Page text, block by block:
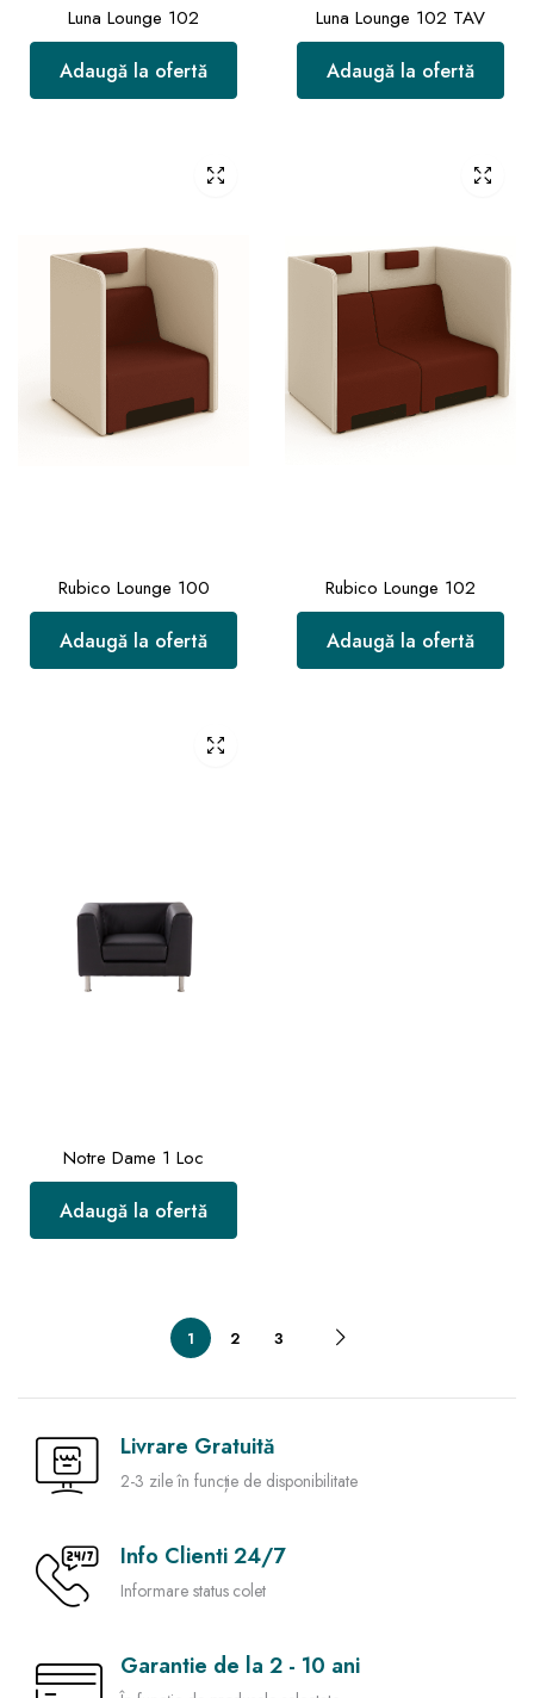
Luna Lounge 102
Adaugă la ofertă
Luna Lounge 102 TAV
Adaugă la ofertă
Rubico Lounge 100
Adaugă la ofertă
Rubico Lounge 102
Adaugă la ofertă
Notre Dame 1 Loc
Adaugă la ofertă
1 2 3
Livrare Gratuită
2-3 zile în funcție de disponibilitate
Info Clienti 24/7
Informare status colet
Garantie de la 2 - 10 ani